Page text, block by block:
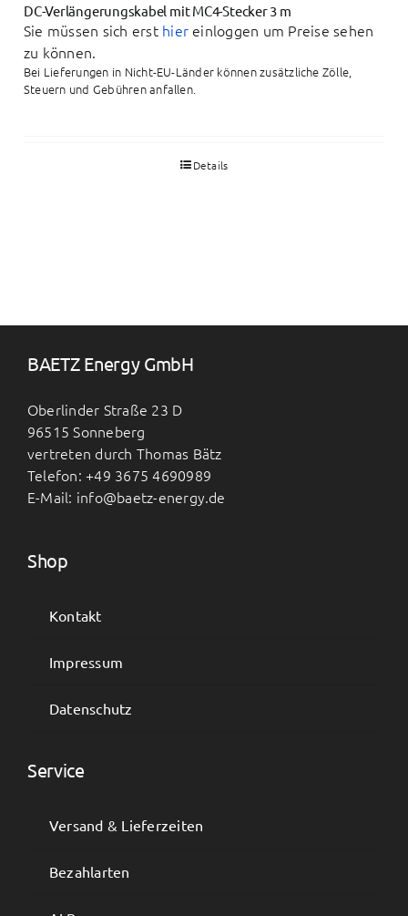
DC-Verlängerungskabel mit MC4-Stecker 3 m
Sie müssen sich erst hier einloggen um Preise sehen
zu können.
Bei Lieferungen in Nicht-EU-Länder können zusätzliche Zölle,
Steuern und Gebühren anfallen.
Details
BAETZ Energy GmbH
Oberlinder Straße 23 D
96515 Sonneberg
vertreten durch Thomas Bätz
Telefon: +49 3675 4690989
E-Mail: info@baetz-energy.de
Shop
Kontakt
Impressum
Datenschutz
Service
Versand & Lieferzeiten
Bezahlarten